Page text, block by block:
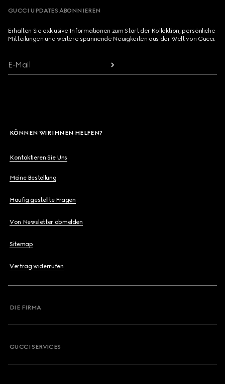
GUCCI UPDATES ABONNIEREN
Erhalten Sie exklusive Informationen zum Start der Kollektion, persönliche
Mitteilungen und weitere spannende Neuigkeiten aus der Welt von Gucci.
E-Mail
KÖNNEN WIR IHNEN HELFEN?
Kontaktieren Sie Uns
Meine Bestellung
Häufig gestellte Fragen
Von Newsletter abmelden
Sitemap
Vertrag widerrufen
DIE FIRMA
GUCCI SERVICES